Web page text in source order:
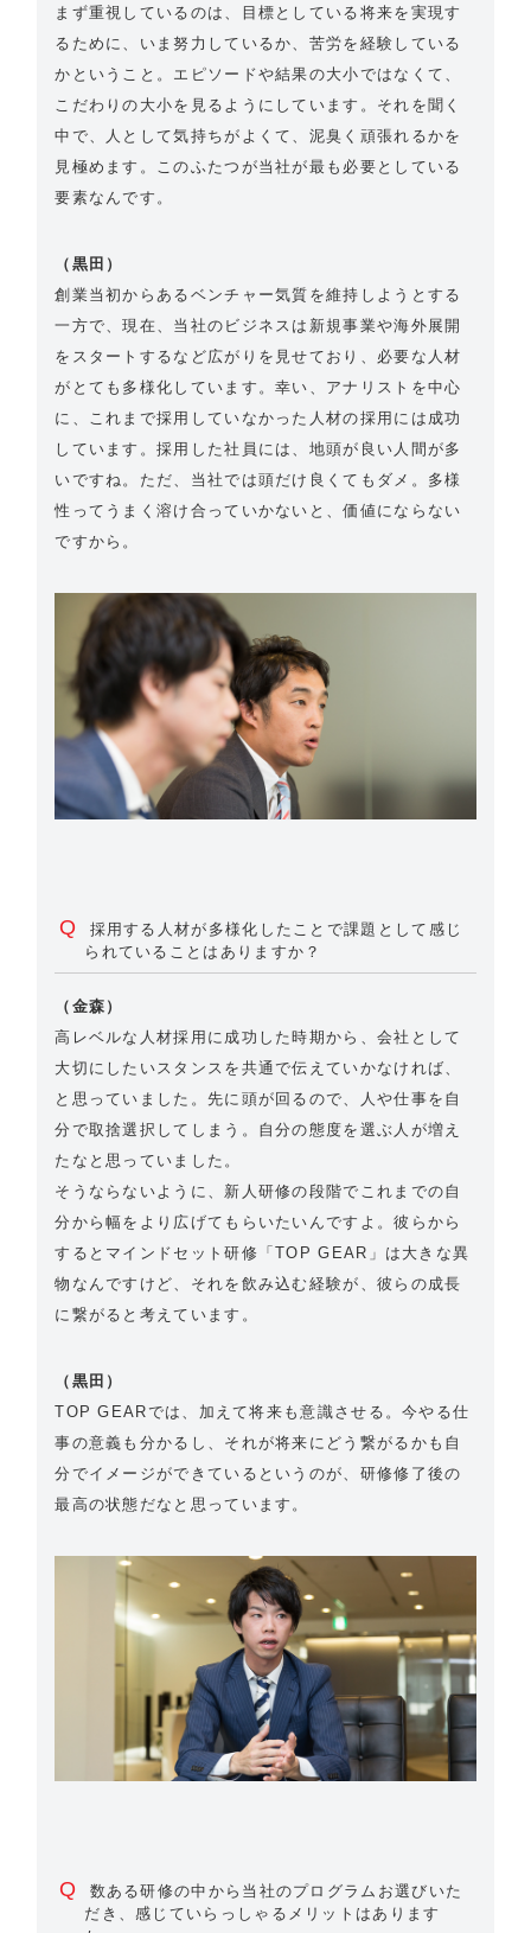
まず重視しているのは、目標としている将来を実現す
るために、いま努力しているか、苦労を経験している
かということ。エピソードや結果の大小ではなくて、
こだわりの大小を見るようにしています。それを聞く
中で、人として気持ちがよくて、泥臭く頑張れるかを
見極めます。このふたつが当社が最も必要としている
要素なんです。
（黒田）
創業当初からあるベンチャー気質を維持しようとする
一方で、現在、当社のビジネスは新規事業や海外展開
をスタートするなど広がりを見せており、必要な人材
がとても多様化しています。幸い、アナリストを中心
に、これまで採用していなかった人材の採用には成功
しています。採用した社員には、地頭が良い人間が多
いですね。ただ、当社では頭だけ良くてもダメ。多様
性ってうまく溶け合っていかないと、価値にならない
ですから。
Q
採用する人材が多様化したことで課題として感じ
られていることはありますか？
（金森）
高レベルな人材採用に成功した時期から、会社として
大切にしたいスタンスを共通で伝えていかなければ、
と思っていました。先に頭が回るので、人や仕事を自
分で取捨選択してしまう。自分の態度を選ぶ人が増え
たなと思っていました。
そうならないように、新人研修の段階でこれまでの自
分から幅をより広げてもらいたいんですよ。彼らから
するとマインドセット研修「TOP GEAR」は大きな異
物なんですけど、それを飲み込む経験が、彼らの成長
に繋がると考えています。
（黒田）
TOP GEARでは、加えて将来も意識させる。今やる仕
事の意義も分かるし、それが将来にどう繋がるかも自
分でイメージができているというのが、研修修了後の
最高の状態だなと思っています。
Q
数ある研修の中から当社のプログラムお選びいた
だき、感じていらっしゃるメリットはあります